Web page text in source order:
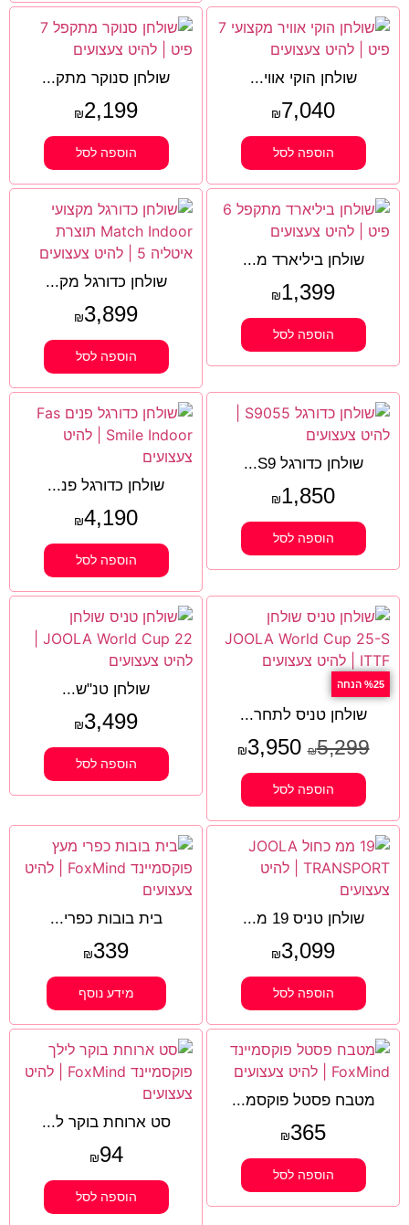
שולחן הוקי אווי...
₪7,040
הוספה לסל
שולחן סנוקר מתק...
₪2,199
הוספה לסל
שולחן ביליארד מ...
₪1,399
הוספה לסל
שולחן כדורגל מק...
₪3,899
הוספה לסל
שולחן כדורגל S9...
₪1,850
הוספה לסל
שולחן כדורגל פנ...
₪4,190
הוספה לסל
%25 הנחה
שולחן טניס לתחר...
₪5,299
₪3,950
הוספה לסל
שולחן טנ"ש...
₪3,499
הוספה לסל
שולחן טניס 19 מ...
₪3,099
הוספה לסל
בית בובות כפרי...
₪339
מידע נוסף
מטבח פסטל פוקסמ...
₪365
הוספה לסל
סט ארוחת בוקר ל...
₪94
הוספה לסל